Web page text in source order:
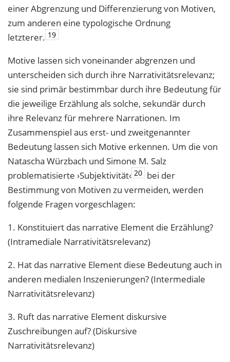
einer Abgrenzung und Differenzierung von Motiven,
zum anderen eine typologische Ordnung
letzterer. 19
Motive lassen sich voneinander abgrenzen und
unterscheiden sich durch ihre Narrativitätsrelevanz;
sie sind primär bestimmbar durch ihre Bedeutung für
die jeweilige Erzählung als solche, sekundär durch
ihre Relevanz für mehrere Narrationen. Im
Zusammenspiel aus erst- und zweitgenannter
Bedeutung lassen sich Motive erkennen. Um die von
Natascha Würzbach und Simone M. Salz
problematisierte ›Subjektivität‹ 20 bei der
Bestimmung von Motiven zu vermeiden, werden
folgende Fragen vorgeschlagen:
1. Konstituiert das narrative Element die Erzählung?
(Intramediale Narrativitätsrelevanz)
2. Hat das narrative Element diese Bedeutung auch in
anderen medialen Inszenierungen? (Intermediale
Narrativitätsrelevanz)
3. Ruft das narrative Element diskursive
Zuschreibungen auf? (Diskursive
Narrativitätsrelevanz)